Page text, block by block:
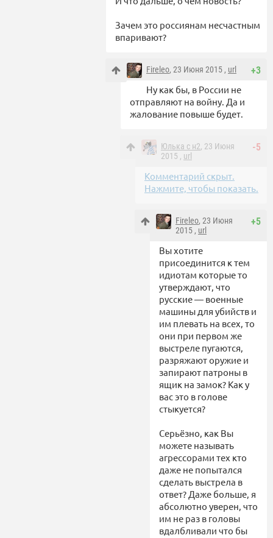
Зачем это россиянам несчастным
впаривают?
+3
Fireleo, 23 Июня 2015 , url
Ну как бы, в России не
отправляют на войну. Да и
жалование повыше будет.
-5
Юлька с н2, 23 Июня
2015 , url
Комментарий скрыт.
Нажмите, чтобы показать.
+5
Fireleo, 23 Июня
2015 , url
Вы хотите
присоединится к тем
идиотам которые то
утверждают, что
русские — военные
машины для убийств и
им плевать на всех, то
они при первом же
выстреле пугаются,
разряжают оружие и
запирают патроны в
ящик на замок? Как у
вас это в голове
стыкуется?
Серьёзно, как Вы
можете называть
агрессорами тех кто
даже не попытался
сделать выстрела в
ответ? Даже больше, я
абсолютно уверен, что
им не раз в головы
вдалбливали что бы